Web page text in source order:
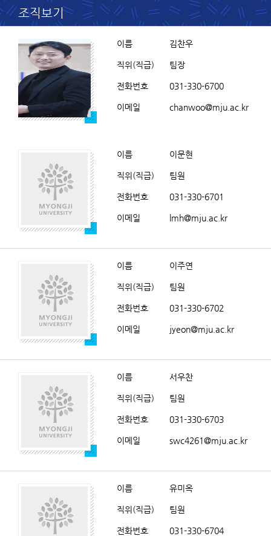
조직보기
이름 김찬우
직위(직급) 팀장
전화번호 031-330-6700
이메일 chanwoo@mju.ac.kr
이름 이문현
직위(직급) 팀원
전화번호 031-330-6701
이메일 lmh@mju.ac.kr
이름 이주연
직위(직급) 팀원
전화번호 031-330-6702
이메일 jyeon@mju.ac.kr
이름 서우찬
직위(직급) 팀원
전화번호 031-330-6703
이메일 swc4261@mju.ac.kr
이름 유미옥
직위(직급) 팀원
전화번호 031-330-6704